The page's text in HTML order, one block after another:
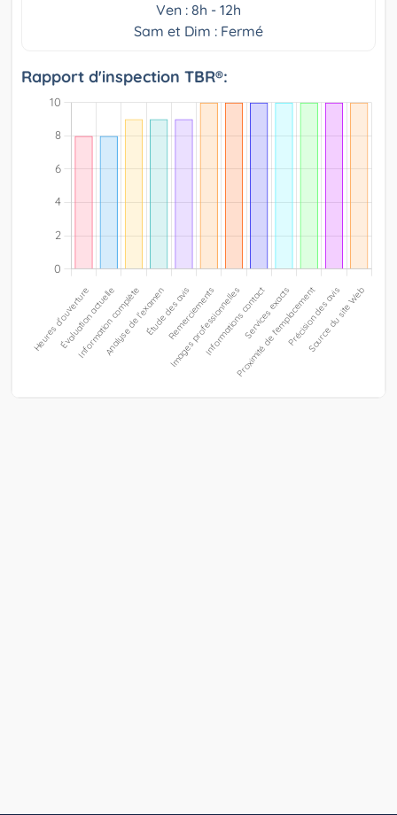
Ven : 8h - 12h
Sam et Dim : Fermé
Rapport d'inspection TBR®: